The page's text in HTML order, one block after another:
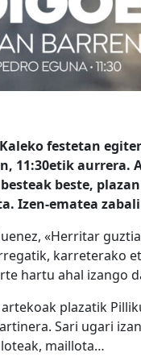
festetan
11:30etik
beste,
Izen-ematea
«Herritar
karreterako
hartu ahal izango
plazatik
Sari ugari
maillota…